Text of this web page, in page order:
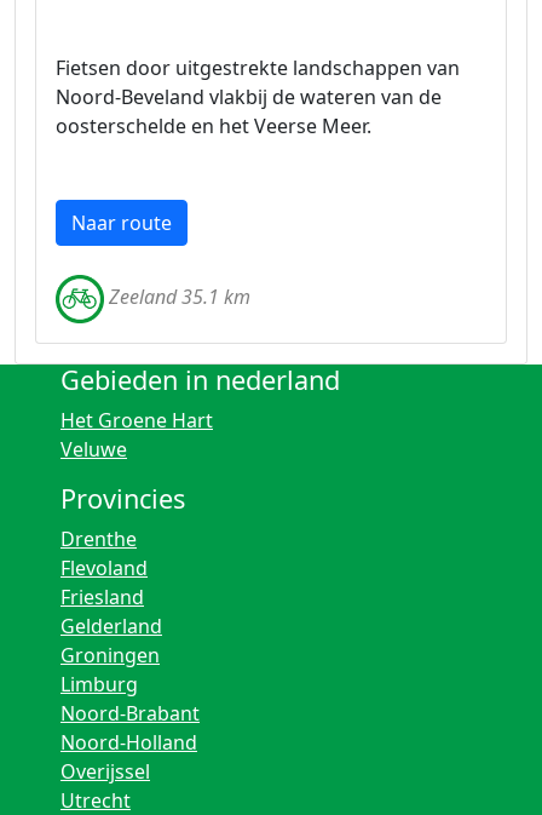
Fietsen door uitgestrekte landschappen van
Noord-Beveland vlakbij de wateren van de
oosterschelde en het Veerse Meer.
Naar route
Zeeland 35.1 km
Gebieden in nederland
Het Groene Hart
Veluwe
Provincies
Drenthe
Flevoland
Friesland
Gelderland
Groningen
Limburg
Noord-Brabant
Noord-Holland
Overijssel
Utrecht